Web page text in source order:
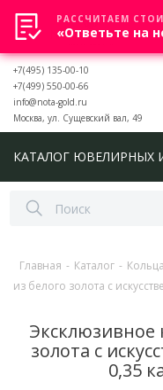
+7(495) 135-00-10
+7(499) 550-00-66
info@nota-gold.ru
Москва, ул. Сущевский вал, 49
КАТАЛОГ ЮВЕЛИРНЫХ
Главная - Каталог -
из белого золота с
Эксклюзивное
золота с
0,35
РАССЧИТАЕМ
«Ответьте на